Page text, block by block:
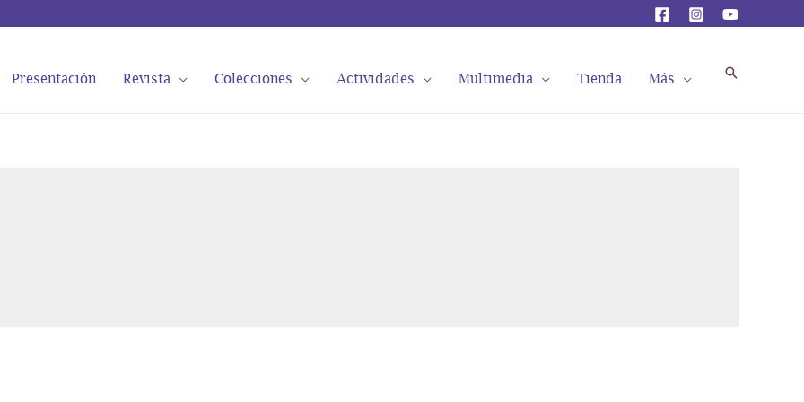
Presentación Revista Colecciones Actividades Multimedia Tienda Más Buscar